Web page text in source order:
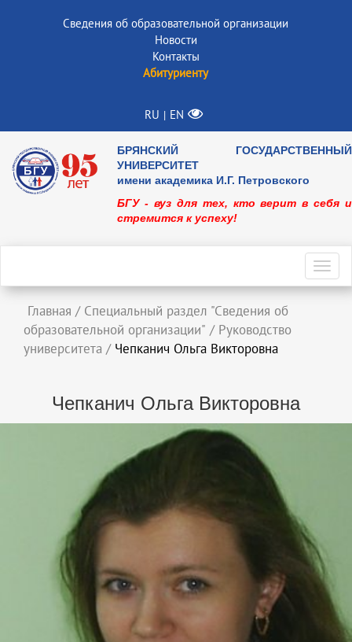
Сведения об образовательной организации
Новости
Контакты
Абитуриенту
RU | EN
БРЯНСКИЙ ГОСУДАРСТВЕННЫЙ
УНИВЕРСИТЕТ
имени академика И.Г. Петровского
БГУ - вуз для тех, кто верит в себя и
стремится к успеху!
Главная / Специальный раздел "Сведения об
образовательной организации" / Руководство
университета / Чепканич Ольга Викторовна
Чепканич Ольга Викторовна